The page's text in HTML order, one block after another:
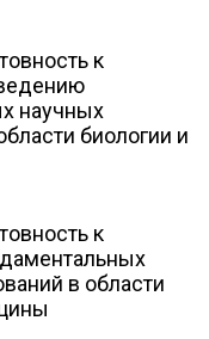
к
научных
биологии и
к
в области